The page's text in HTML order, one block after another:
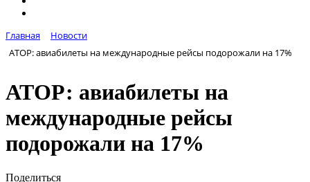
Главная
Новости
АТОР: авиабилеты на международные рейсы подорожали на 17%
АТОР: авиабилеты на
международные рейсы
подорожали на 17%
Поделиться